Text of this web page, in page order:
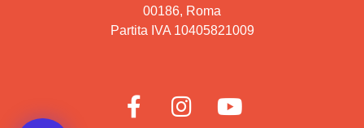
00186, Roma
Partita IVA 10405821009